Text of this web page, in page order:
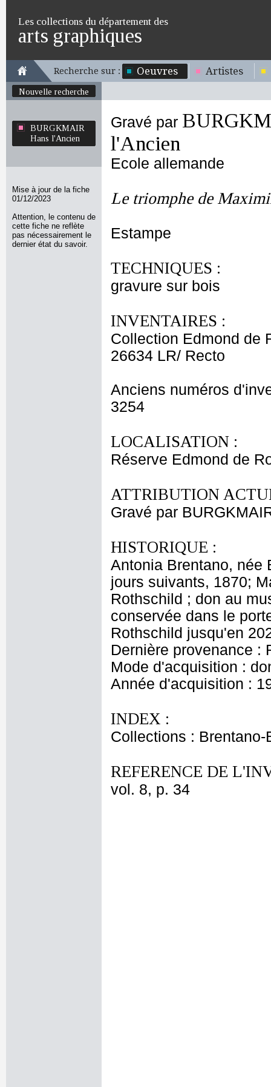
Les collections du département des
arts graphiques
Recherche sur : Oeuvres Artistes
Nouvelle recherche
BURGKMAIR
Hans l'Ancien
Mise à jour de la fiche
01/12/2023
Attention, le contenu de
cette fiche ne reflète
pas nécessairement le
dernier état du savoir.
Gravé par
l'Ancien
Ecole allemande
Le triomphe de
Estampe
TECHNIQUES :
gravure sur bois
INVENTAIRES :
Collection Edmond de
26634 LR/ Recto
Anciens numéros
3254
LOCALISATION :
Réserve Edmond de
ATTRIBUTION
Gravé par
HISTORIQUE :
Antonia Brentano, née
jours suivants, 1870;
Rothschild ; don au
conservée dans le
Rothschild jusqu'en
Dernière provenance :
Mode d'acquisition :
Année d'acquisition :
INDEX :
Collections :
REFERENCE DE
vol. 8, p. 34